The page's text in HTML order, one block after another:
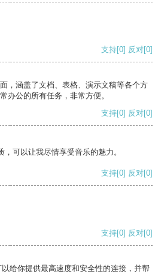
支持[0] 反对[0]
，涵盖了文档、表格、演示文稿等各个方
办公的所有任务，非常方便。
支持[0] 反对[0]
可以让我尽情享受音乐的魅力。
支持[0] 反对[0]
支持[0] 反对[0]
给你提供最高速度和安全性的连接，并帮